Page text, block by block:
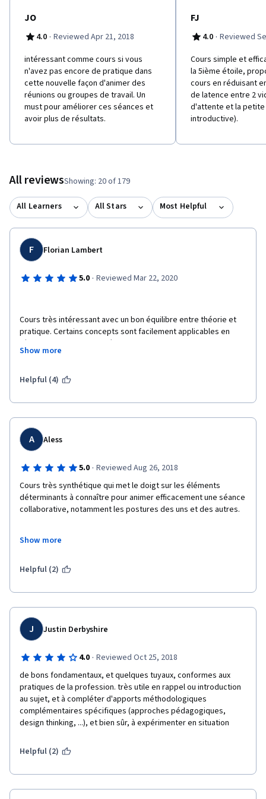
JO
4.0 · Reviewed Apr 21, 2018
intéressant comme cours si vous
n'avez pas encore de pratique dans
cette nouvelle façon d'animer des
réunions ou groupes de travail. Un
must pour améliorer ces séances et
avoir plus de résultats.
FJ
4.0 · Reviewed
Cours simple et
la 5ième étoile,
cours en réduisant
de latence entre 2
d'attente et la petite
introductive).
All reviewsShowing: 20 of 179
All Learners All Stars Most Helpful
F Florian Lambert
5.0 · Reviewed Mar 22, 2020
Cours très intéressant avec un bon équilibre entre théorie et
pratique. Certains concepts sont facilement applicables en
réunion pour faciliter les échanges et la co-construction
Show more
Helpful (4)
A Aless
5.0 · Reviewed Aug 26, 2018
Cours très synthétique qui met le doigt sur les éléments
déterminants à connaître pour animer efficacement une séance
collaborative, notamment les postures des uns et des autres.
mise en situation sont un excellent complément à la théorie de
Merci !
Show more
Helpful (2)
J Justin Derbyshire
4.0 · Reviewed Oct 25, 2018
de bons fondamentaux, et quelques tuyaux, conformes aux
pratiques de la profession. très utile en rappel ou introduction
au sujet, et à compléter d'apports méthodologiques
complémentaires spécifiques (approches pédagogiques,
design thinking, ...), et bien sûr, à expérimenter en situation
Helpful (2)